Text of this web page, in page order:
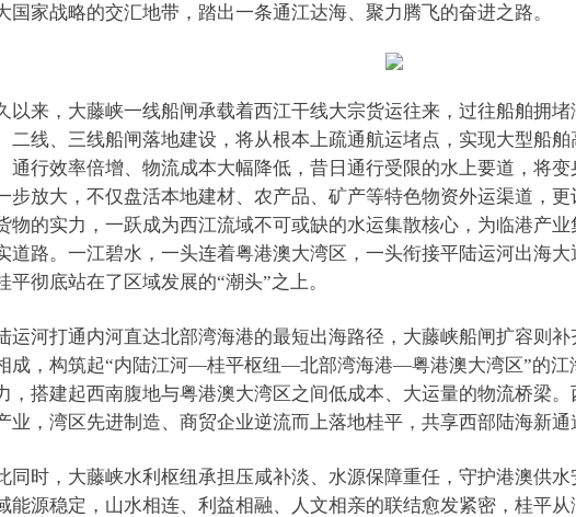
国家战略的交汇地带，踏出一条通江达海、聚力腾飞的奋进之路。
以来，大藤峡一线船闸承载着西江干线大宗货运往来，过往船舶拥
二线、三线船闸落地建设，将从根本上疏通航运堵点，实现大型船
通行效率倍增、物流成本大幅降低，昔日通行受限的水上要道，将
步放大，不仅盘活本地建材、农产品、矿产等特色物资外运渠道，
物的实力，一跃成为西江流域不可或缺的水运集散核心，为临港产
道路。一江碧水，一头连着粤港澳大湾区，一头衔接平陆运河出海大
平彻底站在了区域发展的“潮头”之上。
运河打通内河直达北部湾海港的最短出海路径，大藤峡船闸扩容则
成，构筑起“内陆江河—桂平枢纽—北部湾海港—粤港澳大湾区”的江
，搭建起西南腹地与粤港澳大湾区之间低成本、大运量的物流桥梁
业，湾区先进制造、商贸企业逆流而上落地桂平，共享西部陆海新通
同时，大藤峡水利枢纽承担压咸补淡、水源保障重任，守护港澳供
能源稳定，山水相连、利益相融、人文相亲的联结愈发紧密，桂平